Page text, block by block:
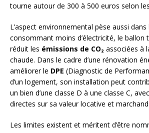
tourne autour de 300 à 500 euros selon
L’aspect environnemental pèse aussi dans
consommant moins d’électricité, le ballon
réduit les émissions de CO₂ associées à
chaude. Dans le cadre d’une rénovation
améliorer le DPE (Diagnostic de
d’un logement, son installation peut
un bien d’une classe D à une classe C,
directes sur sa valeur locative et
Les limites existent et méritent d’être